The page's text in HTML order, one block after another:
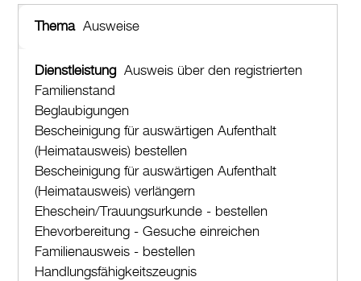
Ausweise
Ausweis über den registrierten
Familienstand
Beglaubigungen
Bescheinigung für auswärtigen Aufenthalt
(Heimatausweis) bestellen
Bescheinigung für auswärtigen Aufenthalt
(Heimatausweis) verlängern
Eheschein/Trauungsurkunde - bestellen
Ehevorbereitung - Gesuche einreichen
Familienausweis - bestellen
Handlungsfähigkeitszeugnis